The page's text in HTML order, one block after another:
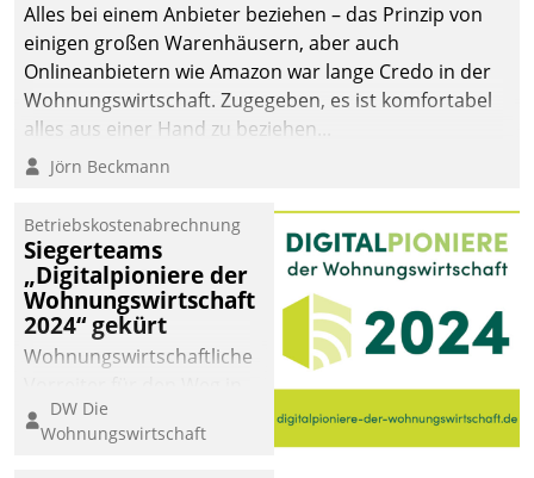
Alles bei einem Anbieter beziehen – das Prinzip von
einigen großen Warenhäusern, aber auch
Onlineanbietern wie Amazon war lange Credo in der
Wohnungswirtschaft. Zugegeben, es ist komfortabel
alles aus einer Hand zu beziehen...
Jörn Beckmann
Betriebskostenabrechnung
Siegerteams
„Digitalpioniere der
Wohnungswirtschaft
2024“ gekürt
Wohnungswirtschaftliche
eine digitale Zukunft zu
finden, ist das Ziel des
DW Die
Wohnungswirtschaft